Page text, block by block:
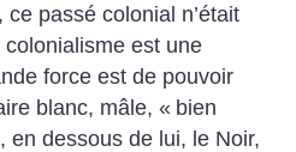
passé colonial n’était
est une
force est de pouvoir
blanc, mâle, « bien
en dessous de lui, le Noir,